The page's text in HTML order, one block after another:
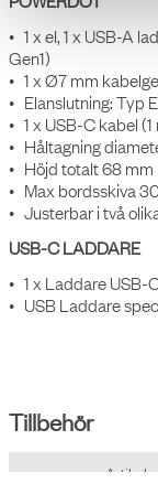
• 1 x el, 1 x USB-A
Gen1)
• 1 x Ø7 mm
• Elanslutning: Typ
• 1 x USB-C kabel
• Håltagning
• Höjd totalt 68 mm
• Max bordsskiva
• Justerbar i två
USB-C LADDARE
• 1 x Laddare USB-
• USB Laddare
9358301601
9601900209
1